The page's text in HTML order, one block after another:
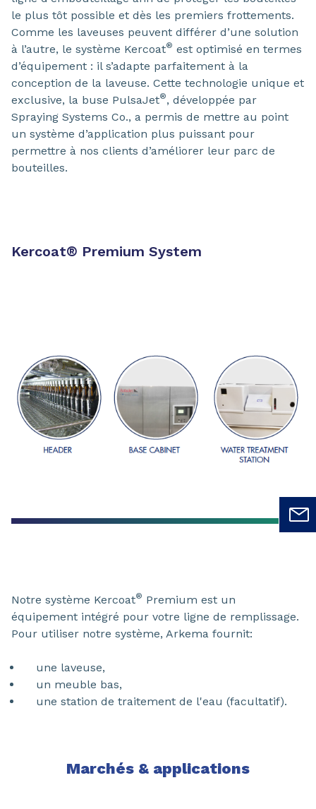
le plus tôt possible et dès les premiers frottements.
Comme les laveuses peuvent différer d’une solution
à l’autre, le système Kercoat® est optimisé en termes
d’équipement : il s’adapte parfaitement à la
conception de la laveuse. Cette technologie unique et
exclusive, la buse PulsaJet®, développée par
Spraying Systems Co., a permis de mettre au point
un système d’application plus puissant pour
permettre à nos clients d’améliorer leur parc de
bouteilles.
Kercoat® Premium System
Notre système Kercoat® Premium est un
équipement intégré pour votre ligne de remplissage.
Pour utiliser notre système, Arkema fournit:
une laveuse,
un meuble bas,
une station de traitement de l'eau (facultatif).
Marchés & applications